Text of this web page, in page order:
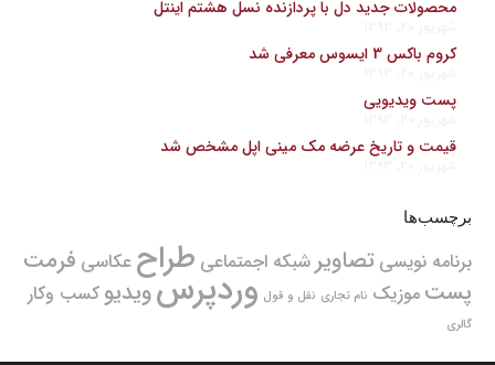
محصولات جدید دل با پردازنده نسل هشتم اینتل
کروم باکس 3 ایسوس معرفی شد
پست ویدیویی
قیمت و تاریخ عرضه مک مینی اپل مشخص شد
برچسب‌ها
برنامه نویسی تصاویر شبکه اجمتماعی طراح عکاسی فرمت
پست موزیک نام تجاری نقل و قول وردپرسویدیو کسب وکار
گالری